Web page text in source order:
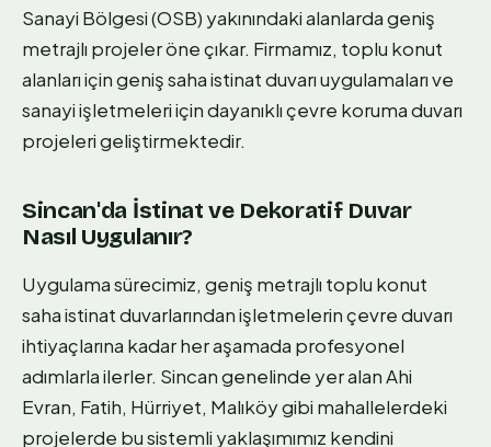
Sanayi Bölgesi (OSB) yakınındaki alanlarda geniş
metrajlı projeler öne çıkar. Firmamız, toplu konut
alanları için geniş saha istinat duvarı uygulamaları ve
sanayi işletmeleri için dayanıklı çevre koruma duvarı
projeleri geliştirmektedir.
Sincan'da İstinat ve Dekoratif Duvar
Nasıl Uygulanır?
Uygulama sürecimiz, geniş metrajlı toplu konut
saha istinat duvarlarından işletmelerin çevre duvarı
ihtiyaçlarına kadar her aşamada profesyonel
adımlarla ilerler. Sincan genelinde yer alan Ahi
Evran, Fatih, Hürriyet, Malıköy gibi mahallelerdeki
projelerde bu sistemli yaklaşımımız kendini